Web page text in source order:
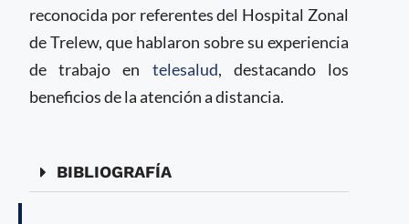
reconocida por referentes del Hospital Zonal
de Trelew, que hablaron sobre su experiencia
de trabajo en telesalud, destacando los
beneficios de la atención a distancia.
BIBLIOGRAFÍA